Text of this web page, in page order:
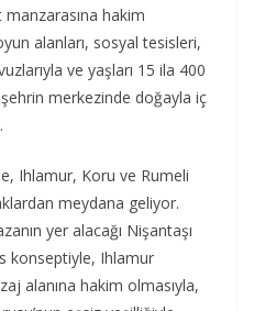
hakim
alanları, sosyal tesisleri,
ve yaşları 15 ila 400
merkezinde doğayla iç
Ihlamur, Koru ve Rumeli
meydana geliyor.
yer alacağı Nişantaşı
konseptiyle, Ihlamur
alanına hakim olmasıyla,